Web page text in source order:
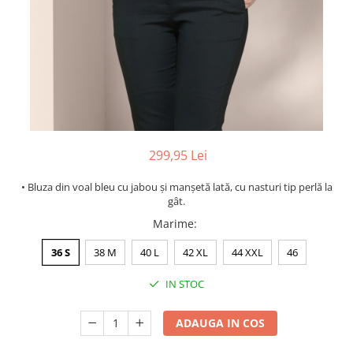
299,95 Lei
• Bluza din voal bleu cu jabou și manșetă lată, cu nasturi tip perlă la
gât.
Marime:
36 S 38 M 40 L 42 XL 44 XXL 46
IN STOC
ADAUGA IN COS